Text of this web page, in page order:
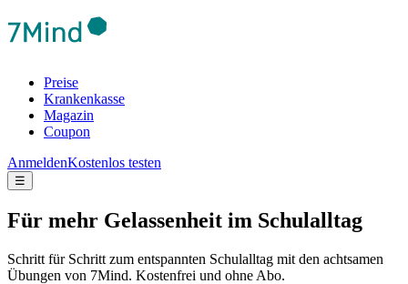
Preise
Krankenkasse
Magazin
Coupon
AnmeldenKostenlos testen
☰
Für mehr Gelassenheit im Schulalltag
Schritt für Schritt zum entspannten Schulalltag mit den achtsamen
Übungen von 7Mind. Kostenfrei und ohne Abo.